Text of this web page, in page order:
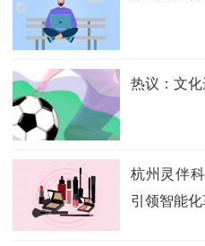
热议：文
杭州灵伴
引领智能